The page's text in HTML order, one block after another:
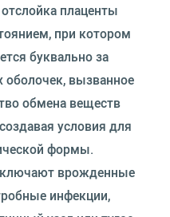
плаценты
при котором
буквально за
вызванное
обмена веществ
условия для
формы.
врожденные
инфекции,